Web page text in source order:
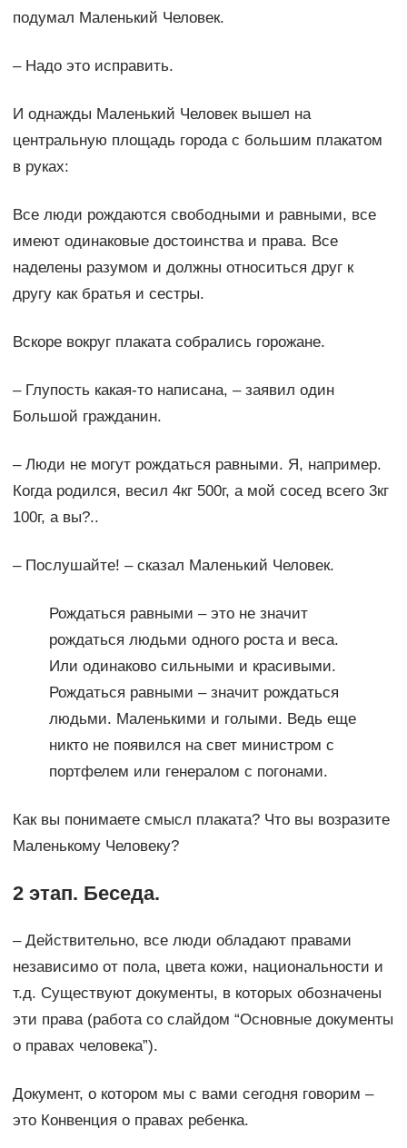
подумал Маленький Человек.
– Надо это исправить.
И однажды Маленький Человек вышел на
центральную площадь города с большим плакатом
в руках:
Все люди рождаются свободными и равными, все
имеют одинаковые достоинства и права. Все
наделены разумом и должны относиться друг к
другу как братья и сестры.
Вскоре вокруг плаката собрались горожане.
– Глупость какая-то написана, – заявил один
Большой гражданин.
– Люди не могут рождаться равными. Я, например.
Когда родился, весил 4кг 500г, а мой сосед всего 3кг
100г, а вы?..
– Послушайте! – сказал Маленький Человек.
Рождаться равными – это не значит
рождаться людьми одного роста и веса.
Или одинаково сильными и красивыми.
Рождаться равными – значит рождаться
людьми. Маленькими и голыми. Ведь еще
никто не появился на свет министром с
портфелем или генералом с погонами.
Как вы понимаете смысл плаката? Что вы возразите
Маленькому Человеку?
2 этап. Беседа.
– Действительно, все люди обладают правами
независимо от пола, цвета кожи, национальности и
т.д. Существуют документы, в которых обозначены
эти права (работа со слайдом “Основные документы
о правах человека”).
Документ, о котором мы с вами сегодня говорим –
это Конвенция о правах ребенка.